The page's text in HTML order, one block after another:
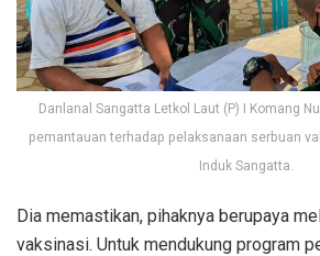
Danlanal Sangatta Letkol Laut (P) I Komang
pemantauan terhadap pelaksanaan serbuan
Induk Sangatta.
Dia memastikan, pihaknya berupaya
vaksinasi. Untuk mendukung program